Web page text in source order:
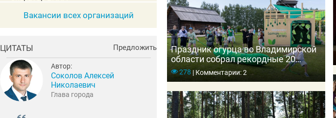
Праздник огурца во Владимирской
области собрал рекордные 20
тысяч гостей
278 |Комментарии: 2
Вакансии всех организаций
ЦИТАТЫ Предложить
Автор:
Соколов Алексей
Николаевич
Глава города